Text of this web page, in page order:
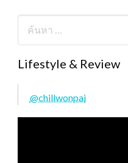
Lifestyle & Review
@chillwonpai